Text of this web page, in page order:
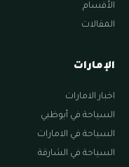
الأقسام
المقالات
الإمارات
اخبار الامارات
السياحة في أبوظبي
السياحة في الامارات
السياحة في الشارقة